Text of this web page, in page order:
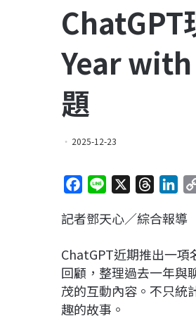
ChatGPT
Year with
題
2025-12-23
c
b
o
o
k
n
r
a
d
s
n
e
d
I
記者鄧天心／綜合報導
ChatGPT近期推出一
回顧，整理過去一年與
茂的互動內容。不只統
趣的故事。